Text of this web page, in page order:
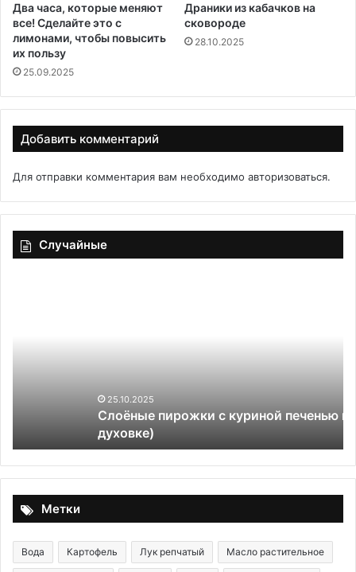
Два часа, которые меняют
все! Сделайте это с
лимонами, чтобы повысить
их пользу
25.09.2025
Драники из кабачков на
сковороде
28.10.2025
Добавить комментарий
Для отправки комментария вам необходимо авторизоваться.
Случайные
Слоёные пирожки с куриной печенью и яйцом (в
Метки
Вода Картофель Лук репчатый Масло растительное